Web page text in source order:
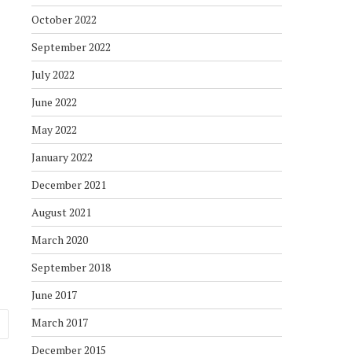
October 2022
September 2022
July 2022
June 2022
May 2022
January 2022
December 2021
August 2021
March 2020
September 2018
June 2017
March 2017
December 2015